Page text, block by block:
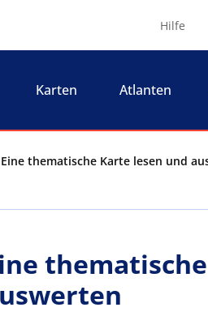
Hilfe
Karten Atlanten
Eine thematische Karte lesen und